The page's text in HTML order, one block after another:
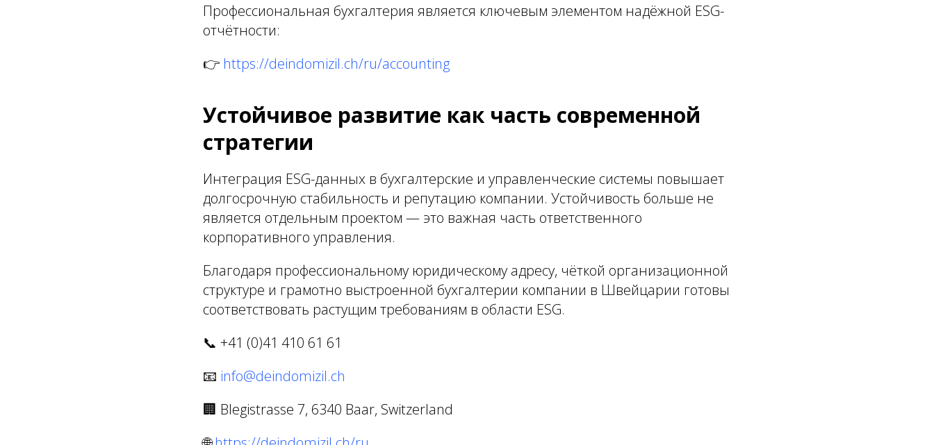
Профессиональная бухгалтерия является ключевым элементом надёжной ESG-
отчётности:
👉 https://deindomizil.ch/ru/accounting
Устойчивое развитие как часть современной
стратегии
Интеграция ESG-данных в бухгалтерские и управленческие системы повышает
долгосрочную стабильность и репутацию компании. Устойчивость больше не
является отдельным проектом — это важная часть ответственного
корпоративного управления.
Благодаря профессиональному юридическому адресу, чёткой организационной
структуре и грамотно выстроенной бухгалтерии компании в Швейцарии готовы
соответствовать растущим требованиям в области ESG.
📞 +41 (0)41 410 61 61
📧 info@deindomizil.ch
🏢 Blegistrasse 7, 6340 Baar, Switzerland